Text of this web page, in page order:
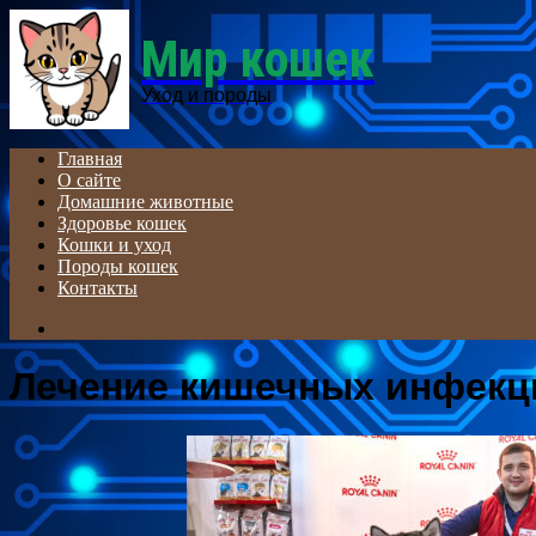
Menu
Мир кошек
Уход и породы
Главная
О сайте
Домашние животные
Здоровье кошек
Кошки и уход
Породы кошек
Контакты
for
Лечение кишечных